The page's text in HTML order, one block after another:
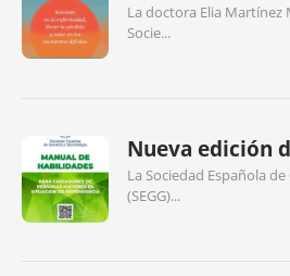
La doctora Elia Martínez
Socie...
Nueva edición
La Sociedad Española
(SEGG)...